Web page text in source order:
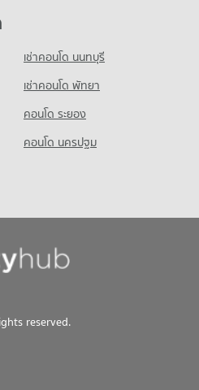
วิโรฒ ประสานมิตร
วิโรฒ ประสานมิตร
เช่าคอนโด นนทบุรี
เช่าคอนโด พัทยา
คอนโด ระยอง
คอนโด นครปฐม
reserved.